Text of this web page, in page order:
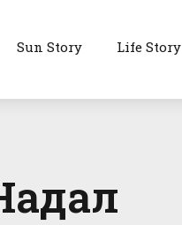
Sun Story Life Story